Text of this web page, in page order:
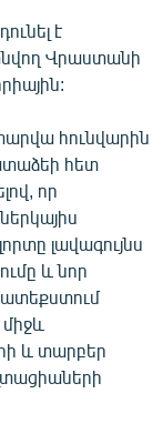
է
Վրաստանի
հունվարին
հետ
որ
լավագույնս
և նոր
և տարբեր